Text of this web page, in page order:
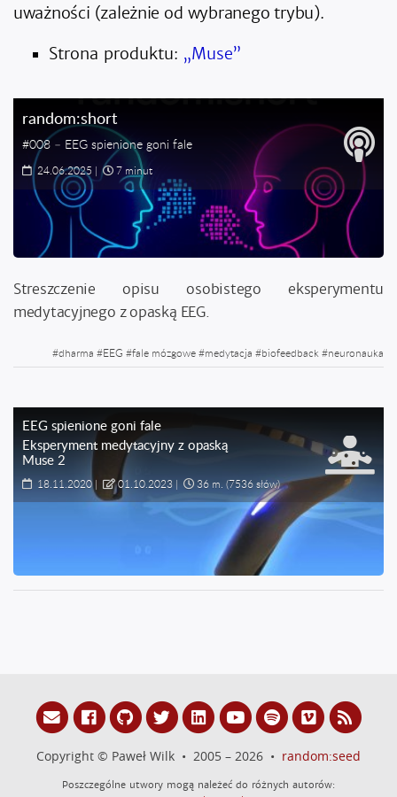
uważności (zależnie od wybranego trybu).
Strona produktu: „Muse”
random:short
#008 – EEG spienione goni fale
24.06.2025 | 7 minut
Streszczenie opisu osobistego eksperymentu
medytacyjnego z opaską EEG.
#dharma #EEG #fale mózgowe#medytacja #biofeedback #neuronauka
EEG spienione goni fale
Eksperyment medytacyjny z opaską
Muse 2
18.11.2020| 01.10.2023 | 36 m. (7536 słów)
Copyright © Paweł Wilk • 2005 – 2026 • random:seed
Poszczególne utwory mogą należeć do różnych autorów: